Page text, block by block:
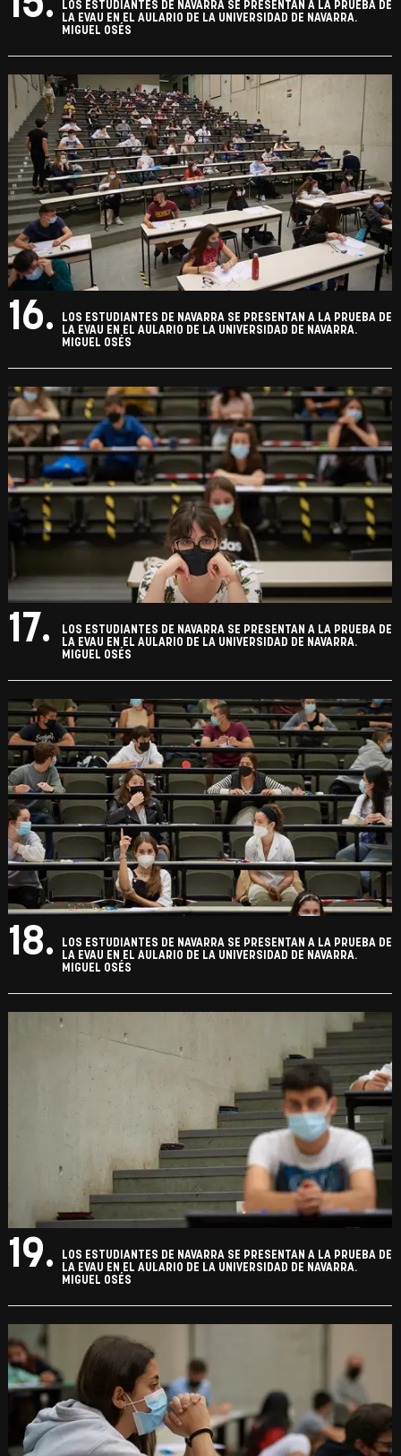
LOS ESTUDIANTES DE NAVARRA SE PRESENTAN A LA PRUEBA DE
LA EVAU EN EL AULARIO DE LA UNIVERSIDAD DE NAVARRA.
MIGUEL OSÉS
16.
LOS ESTUDIANTES DE NAVARRA SE PRESENTAN A LA PRUEBA DE
LA EVAU EN EL AULARIO DE LA UNIVERSIDAD DE NAVARRA.
MIGUEL OSÉS
17.
LOS ESTUDIANTES DE NAVARRA SE PRESENTAN A LA PRUEBA DE
LA EVAU EN EL AULARIO DE LA UNIVERSIDAD DE NAVARRA.
MIGUEL OSÉS
18.
LOS ESTUDIANTES DE NAVARRA SE PRESENTAN A LA PRUEBA DE
LA EVAU EN EL AULARIO DE LA UNIVERSIDAD DE NAVARRA.
MIGUEL OSÉS
19.
LOS ESTUDIANTES DE NAVARRA SE PRESENTAN A LA PRUEBA DE
LA EVAU EN EL AULARIO DE LA UNIVERSIDAD DE NAVARRA.
MIGUEL OSÉS